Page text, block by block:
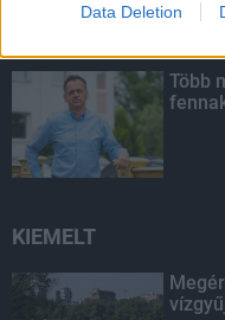
Data Deletion
Több
KIEMELT